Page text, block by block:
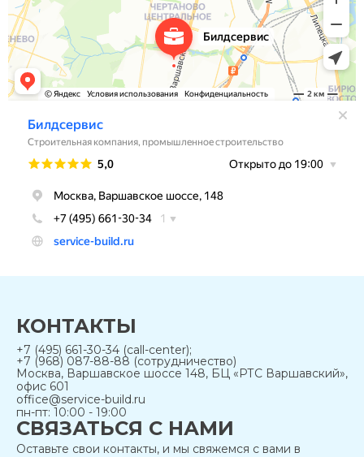
КОНТАКТЫ
+7 (495) 661-30-34 (call-center);
+7 (968) 087-88-88 (сотрудничество)
Москва, Варшавское шоссе 148, БЦ «РТС Варшавский»,
офис 601
office@service-build.ru
пн-пт: 10:00 - 19:00
СВЯЗАТЬСЯ С НАМИ
Оставьте свои контакты, и мы свяжемся с вами в